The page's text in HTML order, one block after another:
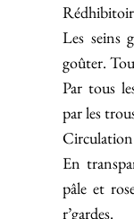
Les seins
goûter.
Par tous
par les
Circulation
En
pâle et
r’gardes.